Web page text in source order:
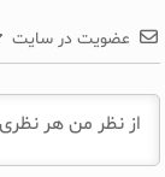
عضویت در سایت